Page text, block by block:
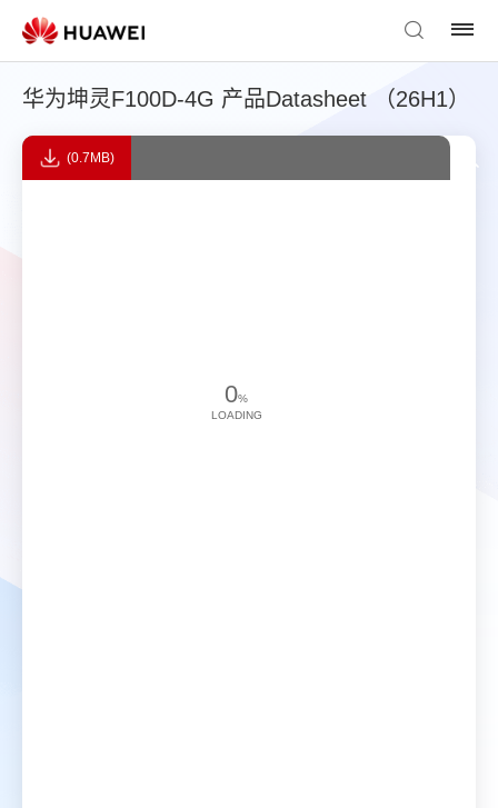
华为坤灵F100D-4G 产品Datasheet （26H1）
(0.7MB)
0%
LOADING